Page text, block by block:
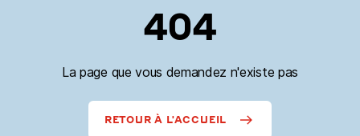
404
La page que vous demandez n'existe pas
RETOUR À L'ACCUEIL